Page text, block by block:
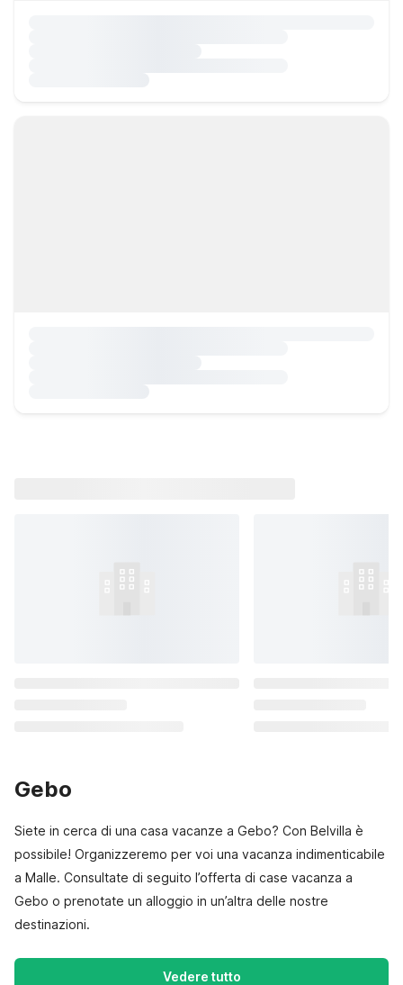
Gebo
Siete in cerca di una casa vacanze a Gebo? Con Belvilla è
possibile! Organizzeremo per voi una vacanza indimenticabile
a Malle. Consultate di seguito l’offerta di case vacanza a
Gebo o prenotate un alloggio in un’altra delle nostre
destinazioni.
Vedere tutto